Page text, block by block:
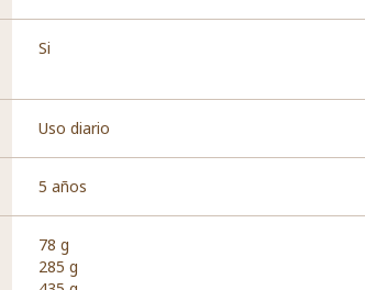
Si
Uso diario
5 años
78 g
285 g